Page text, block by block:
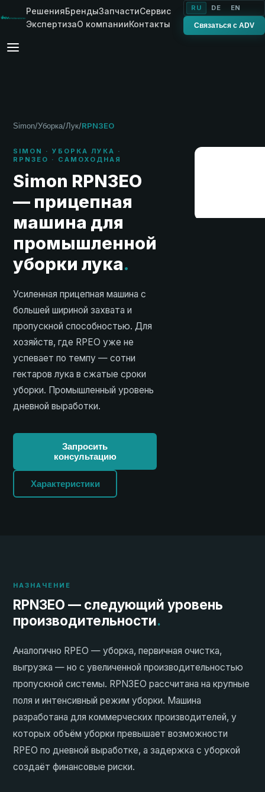
РешенияБрендыЗапчастиСервис
ЭкспертизаО компанииКонтакты
RU DE EN
Связаться с ADV
Simon/Уборка/Лук/RPN3EO
SIMON · УБОРКА ЛУКА ·
RPN3EO · САМОХОДНАЯ
Simon RPN3EO
— прицепная
машина для
промышленной
уборки лука.
Усиленная прицепная машина с
большей шириной захвата и
пропускной способностью. Для
хозяйств, где RPEO уже не
успевает по темпу — сотни
гектаров лука в сжатые сроки
уборки. Промышленный уровень
дневной выработки.
Запросить
консультацию
Характеристики
НАЗНАЧЕНИЕ
RPN3EO — следующий уровень
производительности.
Аналогично RPEO — уборка, первичная очистка,
выгрузка — но с увеличенной производительностью
пропускной системы. RPN3EO рассчитана на крупные
поля и интенсивный режим уборки. Машина
разработана для коммерческих производителей, у
которых объём уборки превышает возможности
RPEO по дневной выработке, а задержка с уборкой
создаёт финансовые риски.